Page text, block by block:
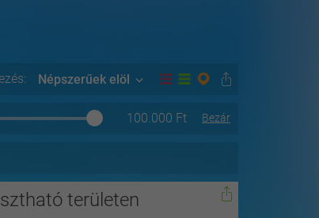
Népszerűek elöl
Bezár
100.000 Ft
területen